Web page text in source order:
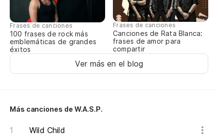
Frases de canciones
100 frases de rock más
emblemáticas de grandes
éxitos
Frases de canciones
Canciones de Rata Blanca:
frases de amor para
compartir
Ver más en el blog
Más canciones de W.A.S.P.
Wild Child